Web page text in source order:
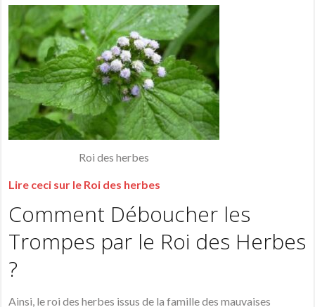
Roi des herbes
Lire ceci sur le Roi des herbes
Comment Déboucher les
Trompes par le Roi des Herbes
?
Ainsi, le roi des herbes issus de la famille des mauvaises